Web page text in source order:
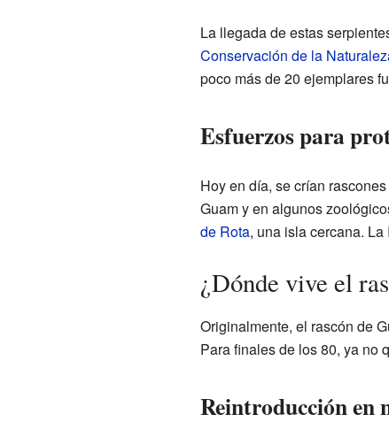
La llegada de estas
Conservación de la
poco más de 20 ejemplares
Esfuerzos para
Hoy en día, se crían
Guam y en algunos
de Rota, una isla cercana.
¿Dónde vive el
Originalmente, el rascón de
Para finales de los 80, ya no
Reintroducción en